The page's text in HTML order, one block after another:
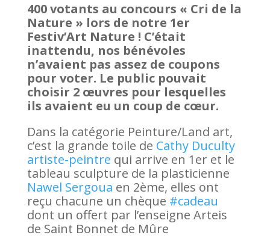
400 votants au concours « Cri de la
Nature » lors de notre 1er
Festiv’Art Nature ! C’était
inattendu, nos bénévoles
n’avaient pas assez de coupons
pour voter. Le public pouvait
choisir 2 œuvres pour lesquelles
ils avaient eu un coup de cœur.
Dans la catégorie Peinture/Land art,
c’est la grande toile de Cathy Duculty
artiste-peintre qui arrive en 1er et le
tableau sculpture de la plasticienne
Nawel Sergoua en 2ème, elles ont
reçu chacune un chèque #cadeau
dont un offert par l’enseigne Arteis
de Saint Bonnet de Mûre